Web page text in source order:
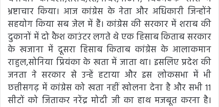
भ्रष्टाचार किया। आज कांग्रेस के नेता और अधिकारी जिन्होंने
सहयोग किया सब जेल में हैं। कांग्रेस की सरकार में शराब की
दुकानों में दो कैश काउंटर लगते थे एक हिसाब किताब सरकार
के खजाना में दूसरा हिसाब किताब कांग्रेस के आलाकमान
राहुल,सोनिया प्रियंका के खता में जाता था। इसलिए प्रदेश की
जनता ने सरकार से उन्हें हटाया और इस लोकसभा में भी
छत्तीसगढ़ में कांग्रेस को खता नहीं खोलना देना है और सभी 11
सीटों को जिताकर नरेंद्र मोदी जी का हाथ मजबूत करना है।